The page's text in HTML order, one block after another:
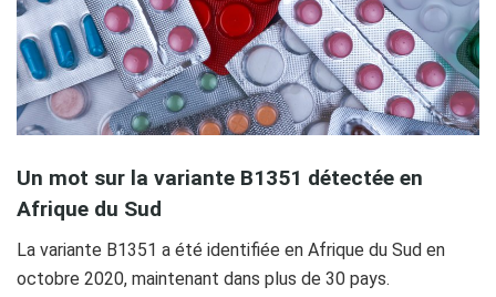
Un mot sur la variante B1351 détectée en
Afrique du Sud
La variante B1351 a été identifiée en Afrique du Sud en
octobre 2020, maintenant dans plus de 30 pays.